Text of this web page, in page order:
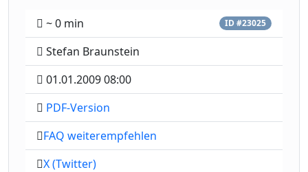
~ 0 min ID #23025
Stefan Braunstein
01.01.2009 08:00
PDF-Version
FAQ weiterempfehlen
X (Twitter)